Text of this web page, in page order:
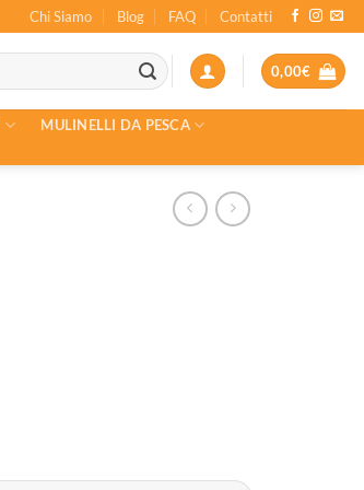
Chi Siamo Blog FAQ Contatti
0,00€
MULINELLI DA PESCA